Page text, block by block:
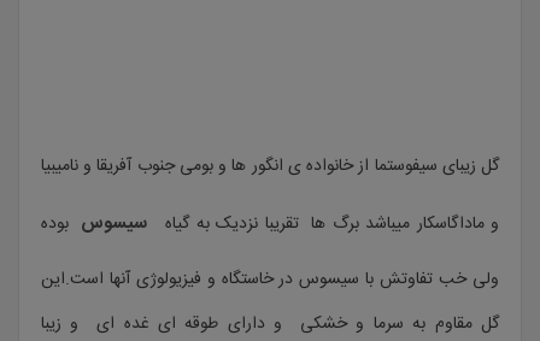
گل زیبای سیفوستما از خانواده ی انگور ها و بومی جنوب آفریقا و نامیبیا
و ماداگاسکار میباشد برگ ها تقریبا نزدیک به گیاه
سیسوس بوده
ولی خب تفاوتش با سیسوس در خاستگاه و فیزیولوژی آنها است.این
گل مقاوم به سرما و خشکی و دارای طوقه ای غده ای و زیبا